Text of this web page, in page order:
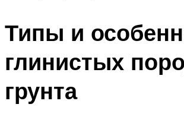
Типы и
глинистых
грунта